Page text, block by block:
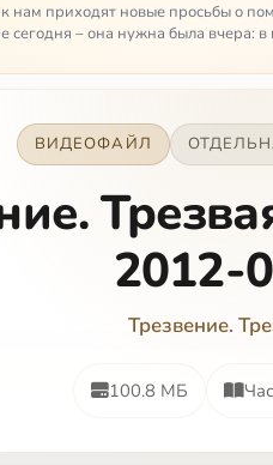
нам приходят новые просьбы о
сегодня – она нужна была вчера: в
ВИДЕОФАЙЛ
2012-
Трезвение.
100.8 МБ